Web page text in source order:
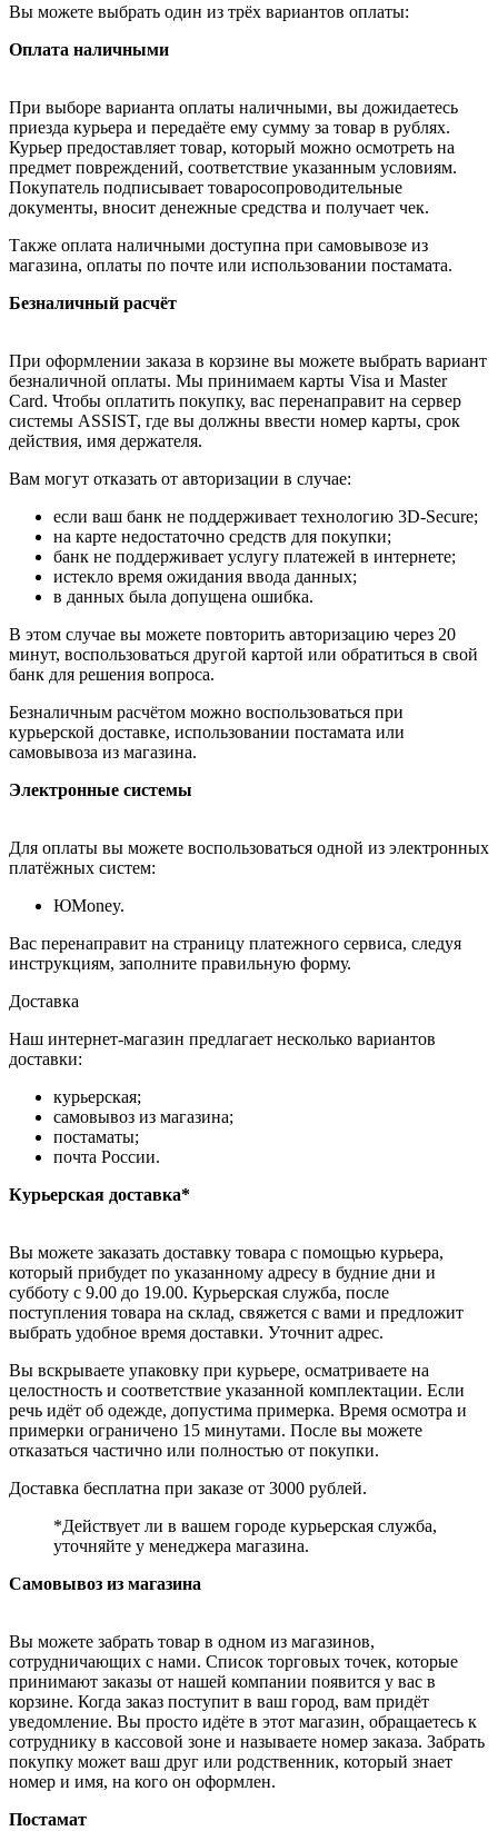
Вы можете выбрать один из трёх вариантов оплаты:
Оплата наличными
При выборе варианта оплаты наличными, вы дожидаетесь
приезда курьера и передаёте ему сумму за товар в рублях.
Курьер предоставляет товар, который можно осмотреть на
предмет повреждений, соответствие указанным условиям.
Покупатель подписывает товаросопроводительные
документы, вносит денежные средства и получает чек.
Также оплата наличными доступна при самовывозе из
магазина, оплаты по почте или использовании постамата.
Безналичный расчёт
При оформлении заказа в корзине вы можете выбрать вариант
безналичной оплаты. Мы принимаем карты Visa и Master
Card. Чтобы оплатить покупку, вас перенаправит на сервер
системы ASSIST, где вы должны ввести номер карты, срок
действия, имя держателя.
Вам могут отказать от авторизации в случае:
если ваш банк не поддерживает технологию 3D-Secure;
на карте недостаточно средств для покупки;
банк не поддерживает услугу платежей в интернете;
истекло время ожидания ввода данных;
в данных была допущена ошибка.
В этом случае вы можете повторить авторизацию через 20
минут, воспользоваться другой картой или обратиться в свой
банк для решения вопроса.
Безналичным расчётом можно воспользоваться при
курьерской доставке, использовании постамата или
самовывоза из магазина.
Электронные системы
Для оплаты вы можете воспользоваться одной из электронных
платёжных систем:
ЮMoney.
Вас перенаправит на страницу платежного сервиса, следуя
инструкциям, заполните правильную форму.
Доставка
Наш интернет-магазин предлагает несколько вариантов
доставки:
курьерская;
самовывоз из магазина;
постаматы;
почта России.
Курьерская доставка*
Вы можете заказать доставку товара с помощью курьера,
который прибудет по указанному адресу в будние дни и
субботу с 9.00 до 19.00. Курьерская служба, после
поступления товара на склад, свяжется с вами и предложит
выбрать удобное время доставки. Уточнит адрес.
Вы вскрываете упаковку при курьере, осматриваете на
целостность и соответствие указанной комплектации. Если
речь идёт об одежде, допустима примерка. Время осмотра и
примерки ограничено 15 минутами. После вы можете
отказаться частично или полностью от покупки.
Доставка бесплатна при заказе от 3000 рублей.
*Действует ли в вашем городе курьерская служба,
уточняйте у менеджера магазина.
Самовывоз из магазина
Вы можете забрать товар в одном из магазинов,
сотрудничающих с нами. Список торговых точек, которые
принимают заказы от нашей компании появится у вас в
корзине. Когда заказ поступит в ваш город, вам придёт
уведомление. Вы просто идёте в этот магазин, обращаетесь к
сотруднику в кассовой зоне и называете номер заказа. Забрать
покупку может ваш друг или родственник, который знает
номер и имя, на кого он оформлен.
Постамат